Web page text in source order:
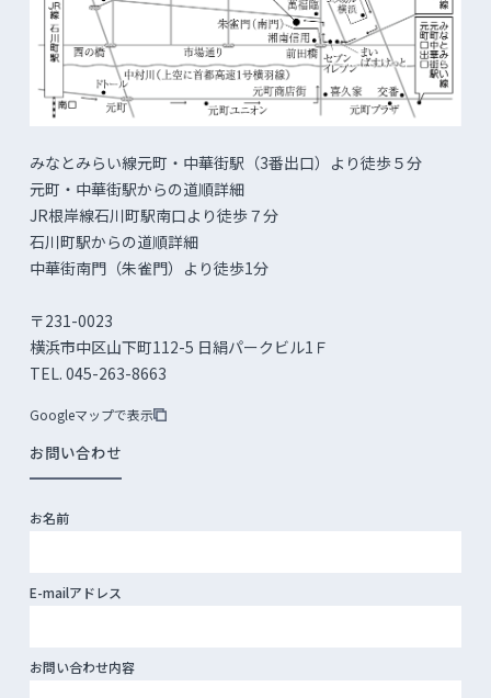
みなとみらい線元町・中華街駅（3番出口）より徒歩５分
元町・中華街駅からの道順詳細
JR根岸線石川町駅南口より徒歩７分
石川町駅からの道順詳細
中華街南門（朱雀門）より徒歩1分
〒231-0023
横浜市中区山下町112-5 日絹パークビル1Ｆ
TEL. 045-263-8663
Googleマップで表示
お問い合わせ
お名前
E-mailアドレス
お問い合わせ内容